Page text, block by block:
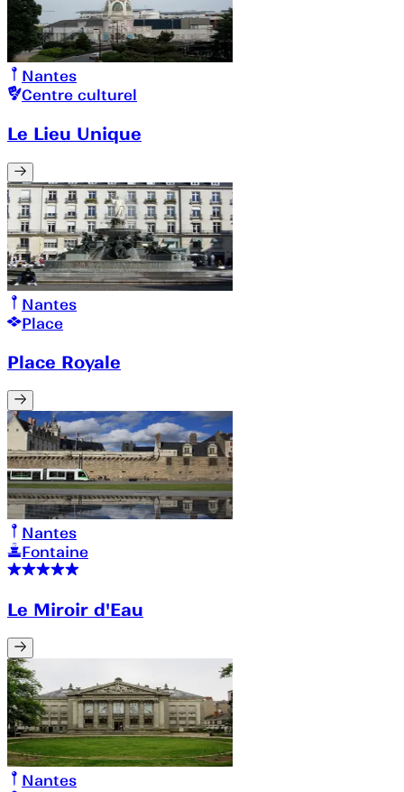
Nantes
Centre culturel
Le Lieu Unique
Nantes
Place
Place Royale
Nantes
Fontaine
Le Miroir d'Eau
Nantes